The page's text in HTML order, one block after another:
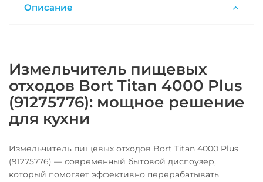
Описание
Измельчитель пищевых
отходов Bort Titan 4000 Plus
(91275776): мощное решение
для кухни
Измельчитель пищевых отходов Bort Titan 4000 Plus
(91275776) — современный бытовой диспоузер,
который помогает эффективно перерабатывать